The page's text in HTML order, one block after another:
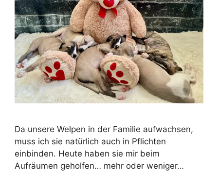
Da unsere Welpen in der Familie aufwachsen,
muss ich sie natürlich auch in Pflichten
einbinden. Heute haben sie mir beim
Aufräumen geholfen… mehr oder weniger…